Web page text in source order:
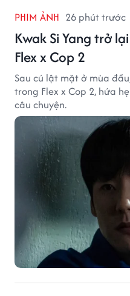
PHIM ẢNH 26 phút trước
Kwak Si Yang trở
Flex x Cop 2
Sau cú lật mặt ở mùa
trong Flex x Cop 2, hứa
câu chuyện.